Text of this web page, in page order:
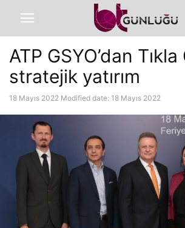
ATP GSYO’dan Tıkla
stratejik yatırım
18 Mayıs 2022 Modified date: 18 Mayıs 2022